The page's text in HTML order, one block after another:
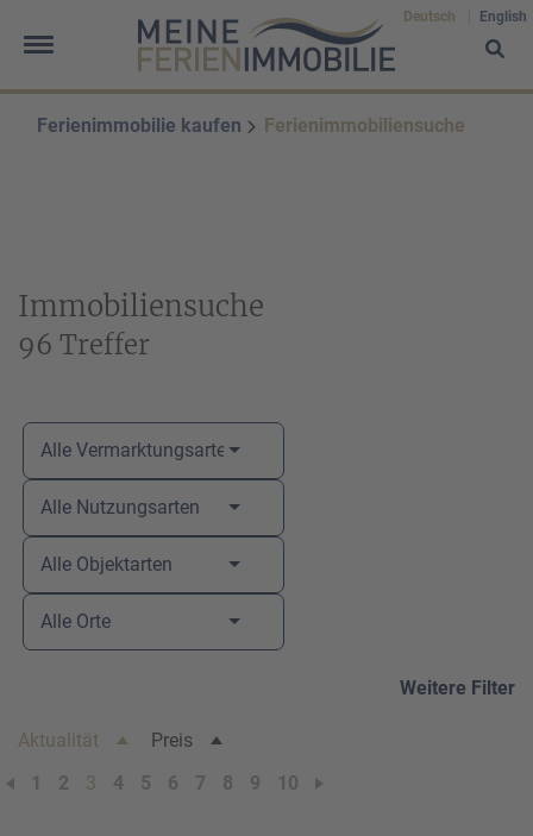
Deutsch English
Ihr Vorname *
Ihr Nachname
Ihre Telefonnummer
Ferienimmobilie kaufen Ferienimmobiliensuche
Immobiliensuche
96 Treffer
Alle Vermarktungsarten
Alle Nutzungsarten
Alle Objektarten
Alle Orte
Weitere Filter
Aktualität
Preis
1
2 3 4 5 6 7 8 9 10